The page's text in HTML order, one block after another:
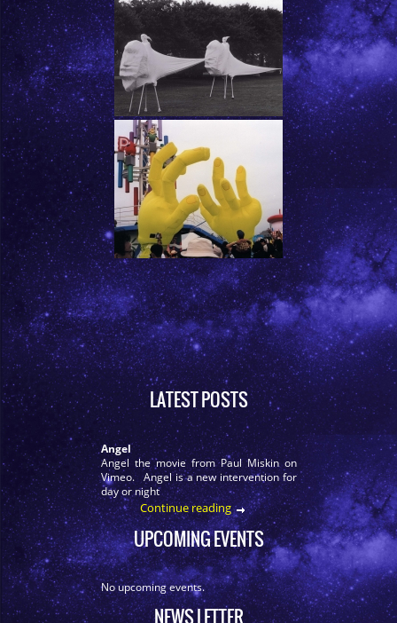
LATEST POSTS
Angel
Angel the movie from Paul Miskin on
Vimeo. Angel is a new intervention for
day or night
Continue reading
UPCOMING EVENTS
No upcoming events.
NEWS LETTER